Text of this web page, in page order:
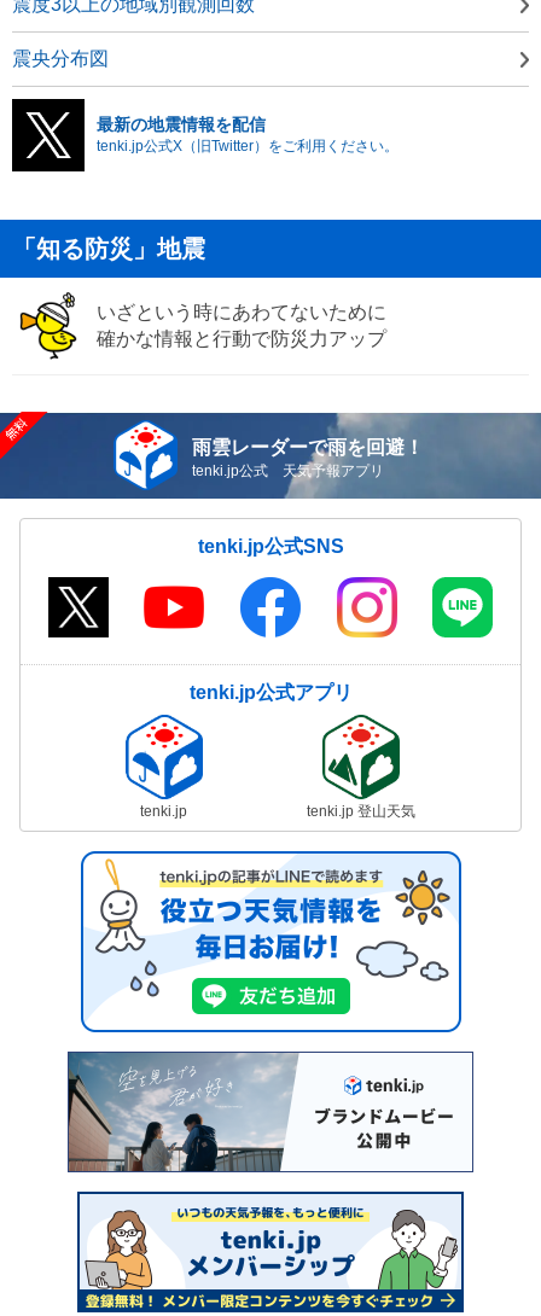
震度3以上の地域別観測回数
震央分布図
最新の地震情報を配信
tenki.jp公式X（旧Twitter）をご利用ください。
「知る防災」地震
いざという時にあわてないために
確かな情報と行動で防災力アップ
雨雲レーダーで雨を回避！
tenki.jp公式 天気予報アプリ
tenki.jp公式SNS
tenki.jp公式アプリ
tenki.jp tenki.jp 登山天気